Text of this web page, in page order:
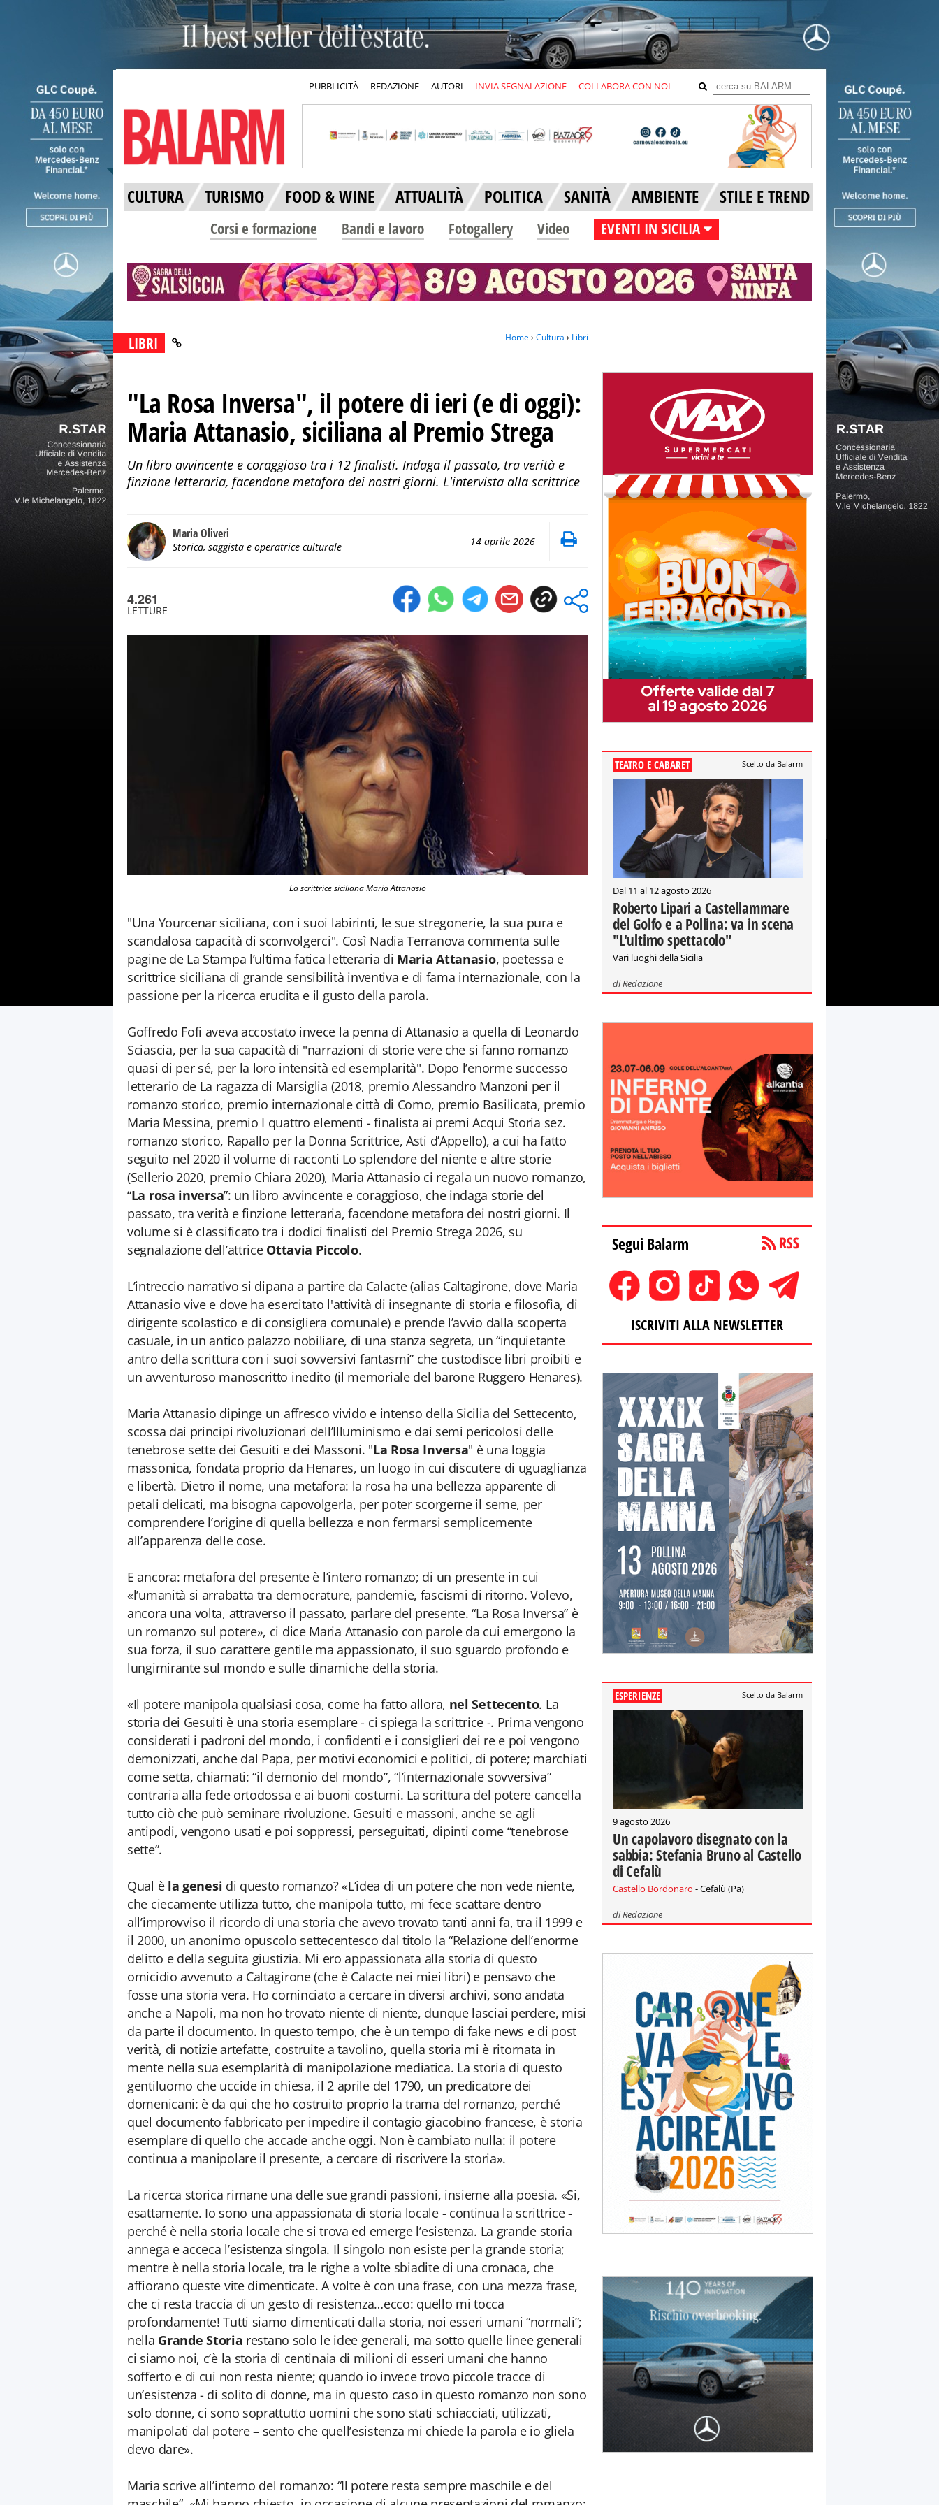
PUBBLICITÀ REDAZIONE AUTORI INVIA SEGNALAZIONE COLLABORA CON NOI
CULTURA TURISMO FOOD & WINE ATTUALITÀ POLITICA SANITÀ AMBIENTE STILE E TREND
Corsi e formazione Bandi e lavoro Fotogallery Video EVENTI IN SICILIA
LIBRI Home› Cultura › Libri
"La Rosa Inversa", il potere di ieri (e di oggi):
Maria Attanasio, siciliana al Premio Strega
Un libro avvincente e coraggioso tra i 12 finalisti. Indaga il passato, tra verità e
finzione letteraria, facendone metafora dei nostri giorni. L'intervista alla scrittrice
Maria Oliveri
Storica, saggista e operatrice culturale 14 aprile 2026
4.261
LETTURE
La scrittrice siciliana Maria Attanasio
"Una Yourcenar siciliana, con i suoi labirinti, le sue stregonerie, la sua pura e
scandalosa capacità di sconvolgerci". Così Nadia Terranova commenta sulle
pagine de La Stampa l’ultima fatica letteraria di Maria Attanasio, poetessa e
scrittrice siciliana di grande sensibilità inventiva e di fama internazionale, con la
passione per la ricerca erudita e il gusto della parola.
Goffredo Fofi aveva accostato invece la penna di Attanasio a quella di Leonardo
Sciascia, per la sua capacità di "narrazioni di storie vere che si fanno romanzo
quasi di per sé, per la loro intensità ed esemplarità". Dopo l’enorme successo
letterario de La ragazza di Marsiglia (2018, premio Alessandro Manzoni per il
romanzo storico, premio internazionale città di Como, premio Basilicata, premio
Maria Messina, premio I quattro elementi - finalista ai premi Acqui Storia sez.
romanzo storico, Rapallo per la Donna Scrittrice, Asti d’Appello), a cui ha fatto
seguito nel 2020 il volume di racconti Lo splendore del niente e altre storie
(Sellerio 2020, premio Chiara 2020), Maria Attanasio ci regala un nuovo romanzo,
“La rosa inversa”: un libro avvincente e coraggioso, che indaga storie del
passato, tra verità e finzione letteraria, facendone metafora dei nostri giorni. Il
volume si è classificato tra i dodici finalisti del Premio Strega 2026, su
segnalazione dell’attrice Ottavia Piccolo.
L’intreccio narrativo si dipana a partire da Calacte (alias Caltagirone, dove Maria
Attanasio vive e dove ha esercitato l'attività di insegnante di storia e filosofia, di
dirigente scolastico e di consigliera comunale) e prende l’avvio dalla scoperta
casuale, in un antico palazzo nobiliare, di una stanza segreta, un “inquietante
antro della scrittura con i suoi sovversivi fantasmi” che custodisce libri proibiti e
un avventuroso manoscritto inedito (il memoriale del barone Ruggero Henares).
Maria Attanasio dipinge un affresco vivido e intenso della Sicilia del Settecento,
scossa dai principi rivoluzionari dell’Illuminismo e dai semi pericolosi delle
tenebrose sette dei Gesuiti e dei Massoni. "La Rosa Inversa" è una loggia
massonica, fondata proprio da Henares, un luogo in cui discutere di uguaglianza
e libertà. Dietro il nome, una metafora: la rosa ha una bellezza apparente di
petali delicati, ma bisogna capovolgerla, per poter scorgerne il seme, per
comprendere l’origine di quella bellezza e non fermarsi semplicemente
all’apparenza delle cose.
E ancora: metafora del presente è l’intero romanzo; di un presente in cui
«l’umanità si arrabatta tra democrature, pandemie, fascismi di ritorno. Volevo,
ancora una volta, attraverso il passato, parlare del presente. “La Rosa Inversa” è
un romanzo sul potere», ci dice Maria Attanasio con parole da cui emergono la
sua forza, il suo carattere gentile ma appassionato, il suo sguardo profondo e
lungimirante sul mondo e sulle dinamiche della storia.
«Il potere manipola qualsiasi cosa, come ha fatto allora, nel Settecento. La
storia dei Gesuiti è una storia esemplare - ci spiega la scrittrice -. Prima vengono
considerati i padroni del mondo, i confidenti e i consiglieri dei re e poi vengono
demonizzati, anche dal Papa, per motivi economici e politici, di potere; marchiati
come setta, chiamati: “il demonio del mondo”, “l’internazionale sovversiva”
contraria alla fede ortodossa e ai buoni costumi. La scrittura del potere cancella
tutto ciò che può seminare rivoluzione. Gesuiti e massoni, anche se agli
antipodi, vengono usati e poi soppressi, perseguitati, dipinti come “tenebrose
sette”.
Qual èla genesi di questo romanzo? «L’idea di un potere che non vede niente,
che ciecamente utilizza tutto, che manipola tutto, mi fece scattare dentro
all’improvviso il ricordo di una storia che avevo trovato tanti anni fa, tra il 1999 e
il 2000, un anonimo opuscolo settecentesco dal titolo la “Relazione dell’enorme
delitto e della seguita giustizia. Mi ero appassionata alla storia di questo
omicidio avvenuto a Caltagirone (che è Calacte nei miei libri) e pensavo che
fosse una storia vera. Ho cominciato a cercare in diversi archivi, sono andata
anche a Napoli, ma non ho trovato niente di niente, dunque lasciai perdere, misi
da parte il documento. In questo tempo, che è un tempo di fake news e di post
verità, di notizie artefatte, costruite a tavolino, quella storia mi è ritornata in
mente nella sua esemplarità di manipolazione mediatica. La storia di questo
gentiluomo che uccide in chiesa, il 2 aprile del 1790, un predicatore dei
domenicani: è da qui che ho costruito proprio la trama del romanzo, perché
quel documento fabbricato per impedire il contagio giacobino francese, è storia
esemplare di quello che accade anche oggi. Non è cambiato nulla: il potere
continua a manipolare il presente, a cercare di riscrivere la storia».
La ricerca storica rimane una delle sue grandi passioni, insieme alla poesia. «Si,
esattamente. Io sono una appassionata di storia locale - continua la scrittrice -
perché è nella storia locale che si trova ed emerge l’esistenza. La grande storia
annega e acceca l’esistenza singola. Il singolo non esiste per la grande storia;
mentre è nella storia locale, tra le righe a volte sbiadite di una cronaca, che
affiorano queste vite dimenticate. A volte è con una frase, con una mezza frase,
che ci resta traccia di un gesto di resistenza…ecco: quello mi tocca
profondamente! Tutti siamo dimenticati dalla storia, noi esseri umani “normali”;
nella Grande Storia restano solo le idee generali, ma sotto quelle linee generali
ci siamo noi, c’è la storia di centinaia di milioni di esseri umani che hanno
sofferto e di cui non resta niente; quando io invece trovo piccole tracce di
un’esistenza - di solito di donne, ma in questo caso in questo romanzo non sono
solo donne, ci sono soprattutto uomini che sono stati schiacciati, utilizzati,
manipolati dal potere – sento che quell’esistenza mi chiede la parola e io gliela
devo dare».
Maria scrive all’interno del romanzo: “Il potere resta sempre maschile e del
TEATRO E CABARET Scelto da Balarm
Dal 11 al 12 agosto 2026
Roberto Lipari a Castellammare
del Golfo e a Pollina: va in scena
"L'ultimo spettacolo"
Vari luoghi della Sicilia
diRedazione
Segui Balarm
ISCRIVITI ALLA NEWSLETTER
ESPERIENZE Scelto da Balarm
9 agosto 2026
Un capolavoro disegnato con la
sabbia: Stefania Bruno al Castello
di Cefalù
Castello Bordonaro - Cefalù (Pa)
diRedazione